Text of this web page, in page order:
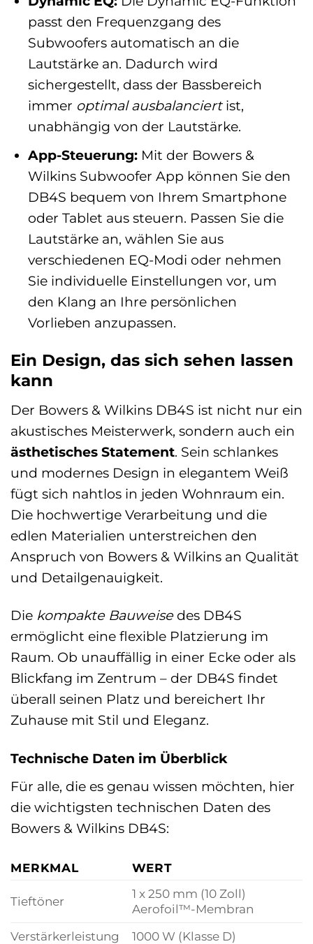
passt den Frequenzgang des
Subwoofers automatisch an die
Lautstärke an. Dadurch wird
sichergestellt, dass der Bassbereich
immer optimal ausbalanciertist,
unabhängig von der Lautstärke.
App-Steuerung:Mit der Bowers &
Wilkins Subwoofer App können Sie den
DB4S bequem von Ihrem Smartphone
oder Tablet aus steuern. Passen Sie die
Lautstärke an, wählen Sie aus
verschiedenen EQ-Modi oder nehmen
Sie individuelle Einstellungen vor, um
den Klang an Ihre persönlichen
Vorlieben anzupassen.
Ein Design, das sich sehen lassen
kann
Der Bowers & Wilkins DB4S ist nicht nur ein
akustisches Meisterwerk, sondern auch ein
ästhetisches Statement. Sein schlankes
und modernes Design in elegantem Weiß
fügt sich nahtlos in jeden Wohnraum ein.
Die hochwertige Verarbeitung und die
edlen Materialien unterstreichen den
Anspruch von Bowers & Wilkins an Qualität
und Detailgenauigkeit.
Die kompakte Bauweisedes DB4S
ermöglicht eine flexible Platzierung im
Raum. Ob unauffällig in einer Ecke oder als
Blickfang im Zentrum – der DB4S findet
überall seinen Platz und bereichert Ihr
Zuhause mit Stil und Eleganz.
Technische Daten im Überblick
Für alle, die es genau wissen möchten, hier
die wichtigsten technischen Daten des
Bowers & Wilkins DB4S:
MERKMAL WERT
Tieftöner
1 x 250 mm (10 Zoll)
Aerofoil™-Membran
Verstärkerleistung
1000 W (Klasse D)